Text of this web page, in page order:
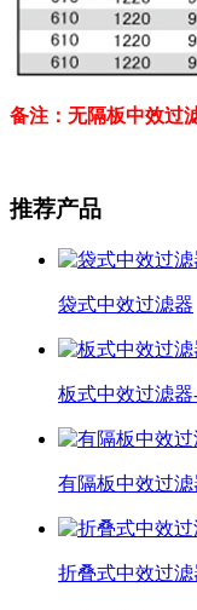
备注：无隔板中效过
推荐产品
袋式中效过滤器
板式中效过滤
有隔板中效过滤
折叠式中效过滤